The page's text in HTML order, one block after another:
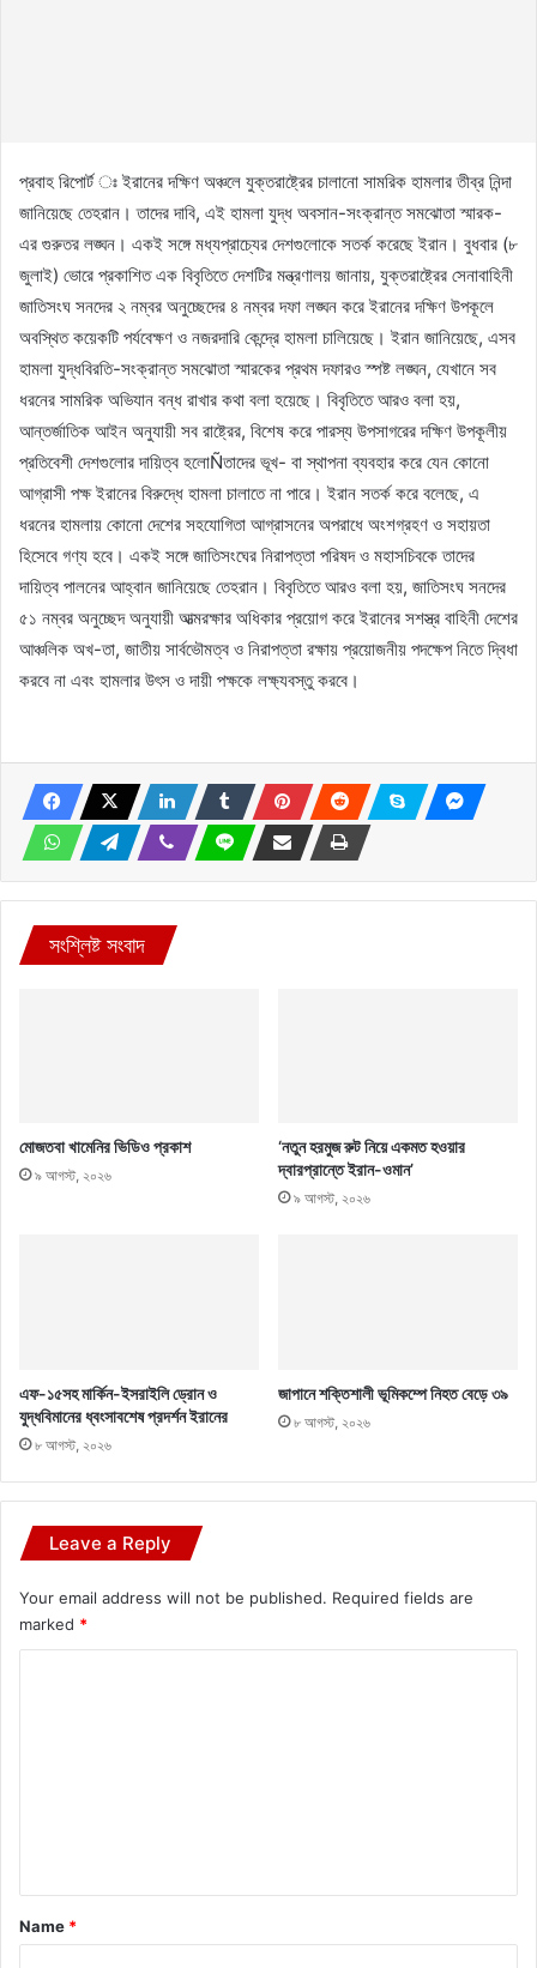
প্রবাহ রিপোর্ট ঃ ইরানের দক্ষিণ অঞ্চলে যুক্তরাষ্ট্রের চালানো সামরিক হামলার তীব্র নিন্দা
জানিয়েছে তেহরান। তাদের দাবি, এই হামলা যুদ্ধ অবসান-সংক্রান্ত সমঝোতা স্মারক-
এর গুরুতর লঙ্ঘন। একই সঙ্গে মধ্যপ্রাচ্যের দেশগুলোকে সতর্ক করেছে ইরান। বুধবার (৮
জুলাই) ভোরে প্রকাশিত এক বিবৃতিতে দেশটির মন্ত্রণালয় জানায়, যুক্তরাষ্ট্রের সেনাবাহিনী
জাতিসংঘ সনদের ২ নম্বর অনুচ্ছেদের ৪ নম্বর দফা লঙ্ঘন করে ইরানের দক্ষিণ উপকূলে
অবস্থিত কয়েকটি পর্যবেক্ষণ ও নজরদারি কেন্দ্রে হামলা চালিয়েছে। ইরান জানিয়েছে, এসব
হামলা যুদ্ধবিরতি-সংক্রান্ত সমঝোতা স্মারকের প্রথম দফারও স্পষ্ট লঙ্ঘন, যেখানে সব
ধরনের সামরিক অভিযান বন্ধ রাখার কথা বলা হয়েছে। বিবৃতিতে আরও বলা হয়,
আন্তর্জাতিক আইন অনুযায়ী সব রাষ্ট্রের, বিশেষ করে পারস্য উপসাগরের দক্ষিণ উপকূলীয়
প্রতিবেশী দেশগুলোর দায়িত্ব হলোÑতাদের ভূখ- বা স্থাপনা ব্যবহার করে যেন কোনো
আগ্রাসী পক্ষ ইরানের বিরুদ্ধে হামলা চালাতে না পারে। ইরান সতর্ক করে বলেছে, এ
ধরনের হামলায় কোনো দেশের সহযোগিতা আগ্রাসনের অপরাধে অংশগ্রহণ ও সহায়তা
হিসেবে গণ্য হবে। একই সঙ্গে জাতিসংঘের নিরাপত্তা পরিষদ ও মহাসচিবকে তাদের
দায়িত্ব পালনের আহ্বান জানিয়েছে তেহরান। বিবৃতিতে আরও বলা হয়, জাতিসংঘ সনদের
৫১ নম্বর অনুচ্ছেদ অনুযায়ী আত্মরক্ষার অধিকার প্রয়োগ করে ইরানের সশস্ত্র বাহিনী দেশের
আঞ্চলিক অখ-তা, জাতীয় সার্বভৌমত্ব ও নিরাপত্তা রক্ষায় প্রয়োজনীয় পদক্ষেপ নিতে দ্বিধা
করবে না এবং হামলার উৎস ও দায়ী পক্ষকে লক্ষ্যবস্তু করবে।
সংশ্লিষ্ট সংবাদ
মোজতবা খামেনির ভিডিও প্রকাশ
৯ আগস্ট, ২০২৬
‘নতুন হরমুজ রুট নিয়ে একমত হওয়ার
দ্বারপ্রান্তে ইরান-ওমান’
৯ আগস্ট, ২০২৬
এফ-১৫সহ মার্কিন-ইসরাইলি ড্রোন ও
যুদ্ধবিমানের ধ্বংসাবশেষ প্রদর্শন ইরানের
৮ আগস্ট, ২০২৬
জাপানে শক্তিশালী ভূমিকম্পে নিহত বেড়ে ৩৯
৮ আগস্ট, ২০২৬
Leave a Reply
Your email address will not be published. Required fields are
marked *
*
Name *